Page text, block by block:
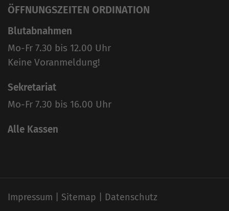
ÖFFNUNGSZEITEN ORDINATION
Blutabnahmen
Mo-Fr 7.30 bis 12.00 Uhr
Keine Voranmeldung!
Sekretariat
Mo-Fr 7.30 bis 16.00 Uhr
Alle Kassen
Impressum Sitemap Datenschutz